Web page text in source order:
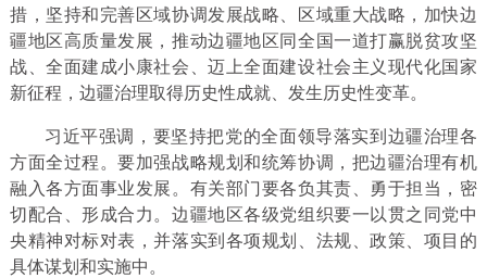
措，坚持和完善区域协调发展战略、区域重大战略，加快边
疆地区高质量发展，推动边疆地区同全国一道打赢脱贫攻坚
战、全面建成小康社会、迈上全面建设社会主义现代化国家
新征程，边疆治理取得历史性成就、发生历史性变革。
习近平强调，要坚持把党的全面领导落实到边疆治理各
方面全过程。要加强战略规划和统筹协调，把边疆治理有机
融入各方面事业发展。有关部门要各负其责、勇于担当，密
切配合、形成合力。边疆地区各级党组织要一以贯之同党中
央精神对标对表，并落实到各项规划、法规、政策、项目的
具体谋划和实施中。